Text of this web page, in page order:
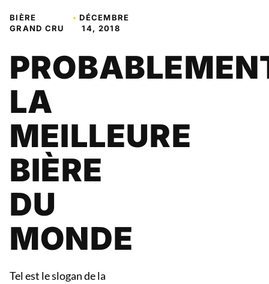
BIÈRE
GRAND CRU
•DÉCEMBRE
14, 2018
LA
MEILLEURE
BIÈRE
DU
MONDE
Tel est le slogan de la